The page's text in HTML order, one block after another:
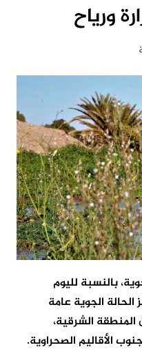
ورياح
بالنسبة لليوم
الحالة الجوية عامة
الشرقية،
الأقاليم الصحراوية.